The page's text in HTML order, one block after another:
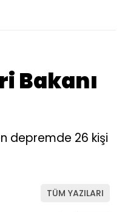
Bakanı
depremde 26 kişi
TÜM YAZILARI